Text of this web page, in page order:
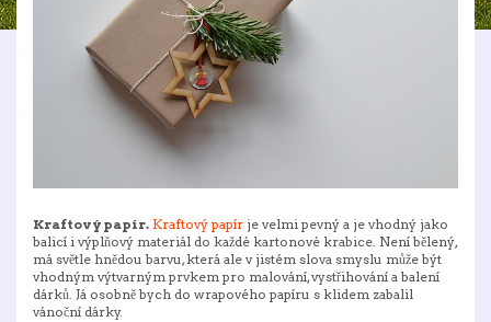
Kraftový papír. Kraftový papír je velmi pevný a je vhodný jako
balicí i výplňový materiál do každé kartonové krabice. Není bělený,
má světle hnědou barvu, která ale v jistém slova smyslu může být
vhodným výtvarným prvkem pro malování, vystřihování a balení
dárků. Já osobně bych do wrapového papíru s klidem zabalil
vánoční dárky.